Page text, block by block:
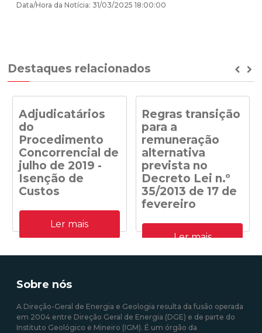
Data/Hora da Notícia: 31/03/2025 18:00:00
Destaques relacionados
Adjudicatários
do
Procedimento
Concorrencial de
julho de 2019 -
Isenção de
Custos
Adjudicatários do
Procedimento
Concorrencial de julho de
capacidade de receção na
produzida em centrais
solares fotovoltaicas -
Ler mais
Regras transição
para a
remuneração
alternativa
prevista no
Decreto Lei n.º
35/2013 de 17 de
fevereiro
Despacho n.º
41/DGEG/2020: Regras
10/08/2020 12:00:00
Ler mais
Sobre nós
A Direção-Geral de Energia e Geologia resulta da fusão operada
em 2004 entre Direção Geral de Energia (DGE) e de parte do
Instituto Geológico e Mineiro (IGM). É um órgão da